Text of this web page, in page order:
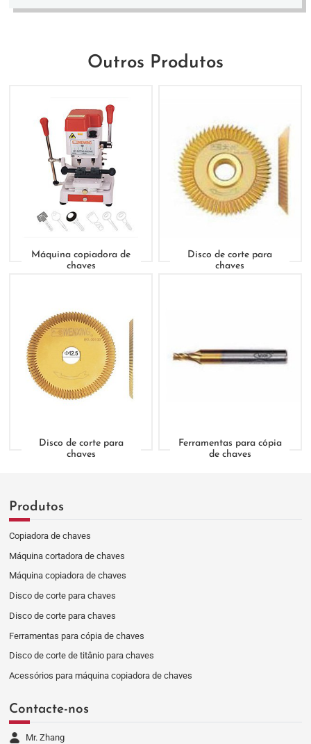
Outros Produtos
Máquina copiadora de
chaves
Disco de corte para
chaves
Disco de corte para
chaves
Ferramentas para cópia
de chaves
Produtos
Copiadora de chaves
Máquina cortadora de chaves
Máquina copiadora de chaves
Disco de corte para chaves
Disco de corte para chaves
Ferramentas para cópia de chaves
Disco de corte de titânio para chaves
Acessórios para máquina copiadora de chaves
Contacte-nos
Mr. Zhang